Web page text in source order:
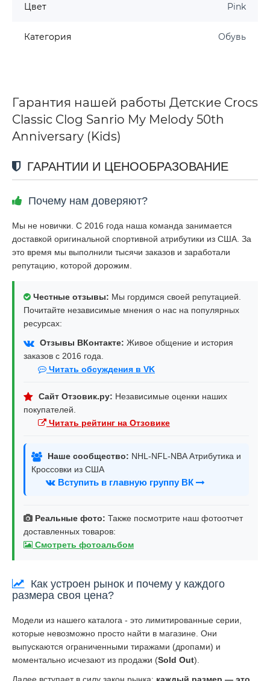
Цвет Pink
Категория Обувь
Гарантия нашей работы Детские Crocs
Classic Clog Sanrio My Melody 50th
Anniversary (Kids)
ГАРАНТИИ И ЦЕНООБРАЗОВАНИЕ
Почему нам доверяют?
Мы не новички. С 2016 года наша команда занимается
доставкой оригинальной спортивной атрибутики из США. За
это время мы выполнили тысячи заказов и заработали
репутацию, которой дорожим.
Честные отзывы: Мы гордимся своей репутацией.
Почитайте независимые мнения о нас на популярных
ресурсах:
Отзывы ВКонтакте: Живое общение и история
заказов с 2016 года.
Читать обсуждения в VK
Сайт Отзовик.ру: Независимые оценки наших
покупателей.
Читать рейтинг на Отзовике
Наше сообщество: NHL-NFL-NBA Атрибутика и
Кроссовки из США
Вступить в главную группу ВК
Реальные фото: Также посмотрите наш фотоотчет
доставленных товаров:
Смотреть фотоальбом
Как устроен рынок и почему у каждого
размера своя цена?
Модели из нашего каталога - это лимитированные серии,
которые невозможно просто найти в магазине. Они
выпускаются ограниченными тиражами (дропами) и
моментально исчезают из продажи (Sold Out).